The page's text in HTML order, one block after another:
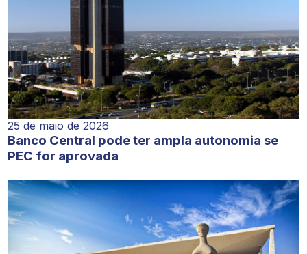
25 de maio de 2026
Banco Central pode ter ampla autonomia se
PEC for aprovada